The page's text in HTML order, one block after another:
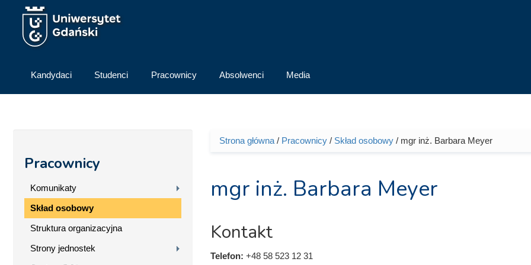
Przejdź do treści
Kandydaci Studenci Pracownicy Absolwenci Media
Pracownicy
Komunikaty
Skład osobowy
Struktura organizacyjna
Strony jednostek
Jesteś tutaj
Strona główna/ Pracownicy/ Skład osobowy/ mgr inż. Barbara Meyer
mgr inż. Barbara Meyer
Kontakt
Telefon: +48 58 523 12 31